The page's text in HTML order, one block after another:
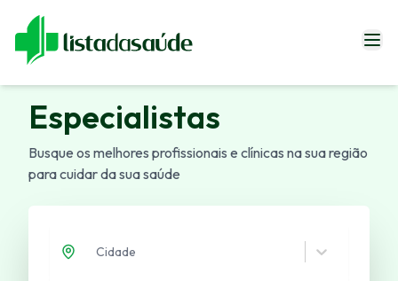
Especialistas
Revistas
Especialistas
Busque os melhores profissionais e clínicas na sua região
para cuidar da sua saúde
Cidade